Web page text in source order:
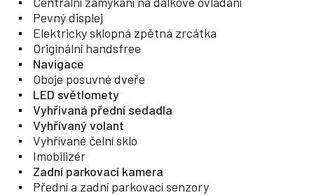
Pevný displej
Elektricky sklopná zpětná zrcátka
Originální handsfree
Navigace
Oboje posuvné dveře
LED světlomety
Vyhřívaná přední sedadla
Vyhřívaný volant
Vyhřívané čelní sklo
Imobilizér
Zadní parkovací kamera
Přední a zadní parkovací senzory